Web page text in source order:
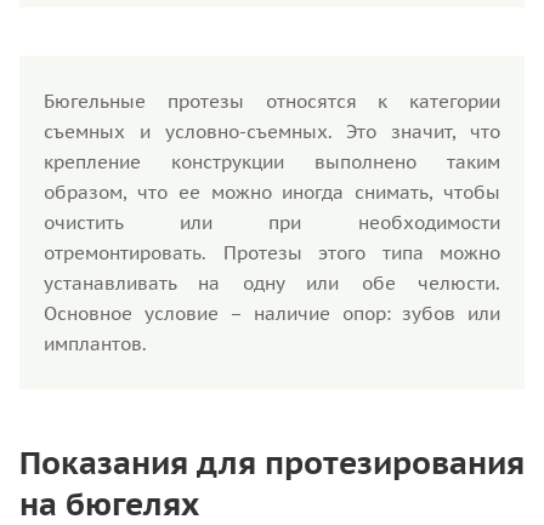
Бюгельные протезы относятся к категории
съемных и условно-съемных. Это значит, что
крепление конструкции выполнено таким
образом, что ее можно иногда снимать, чтобы
очистить или при необходимости
отремонтировать. Протезы этого типа можно
устанавливать на одну или обе челюсти.
Основное условие – наличие опор: зубов или
имплантов.
Показания для протезирования
на бюгелях